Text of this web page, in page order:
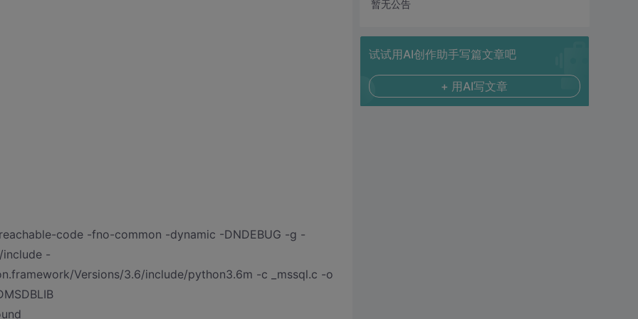
code -fno-common -dynamic -DNDEBUG -g -
-
Versions/3.6/include/python3.6m -c _mssql.c -o
暂无公告
试试用AI创作助手写篇文章吧
+ 用AI写文章